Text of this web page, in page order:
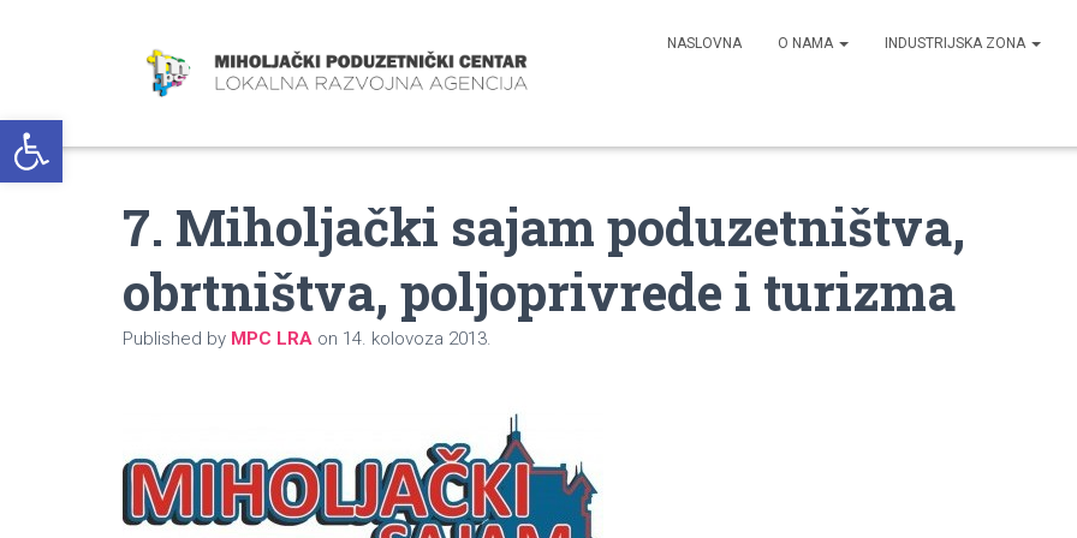
Open toolbar
NASLOVNA O NAMA INDUSTRIJSKA ZONA
7. Miholjački sajam poduzetništva,
obrtništva, poljoprivrede i turizma
Published by MPC LRA on 14. kolovoza 2013.